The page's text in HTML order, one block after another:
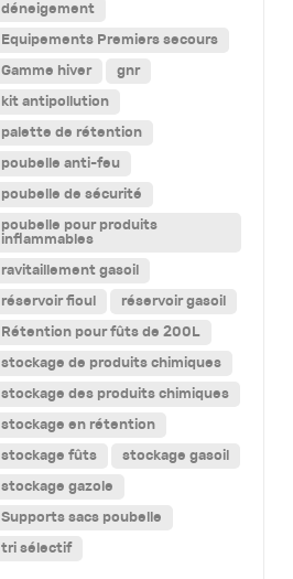
déneigement
Equipements Premiers secours
Gamme hiver gnr
kit antipollution
palette de rétention
poubelle anti-feu
poubelle de sécurité
poubelle pour produits
inflammables
ravitaillement gasoil
réservoir fioul réservoir gasoil
Rétention pour fûts de 200L
stockage de produits chimiques
stockage des produits chimiques
stockage en rétention
stockage fûts stockage gasoil
stockage gazole
Supports sacs poubelle
tri sélectif